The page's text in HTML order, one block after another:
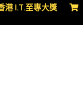
港 I.T.至專大獎